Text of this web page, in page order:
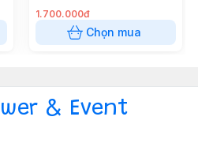
1.700.000đ
Chọn mua
& Event